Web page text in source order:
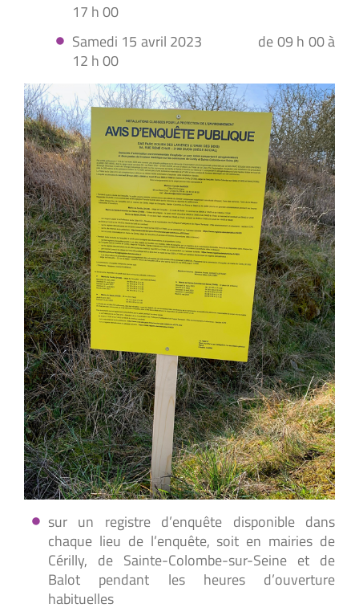
17 h 00
Samedi 15 avril 2023 de 09 h 00 à
12 h 00
sur un registre d’enquête disponible dans
chaque lieu de l’enquête, soit en mairies de
Cérilly, de Sainte-Colombe-sur-Seine et de
Balot pendant les heures d’ouverture
habituelles